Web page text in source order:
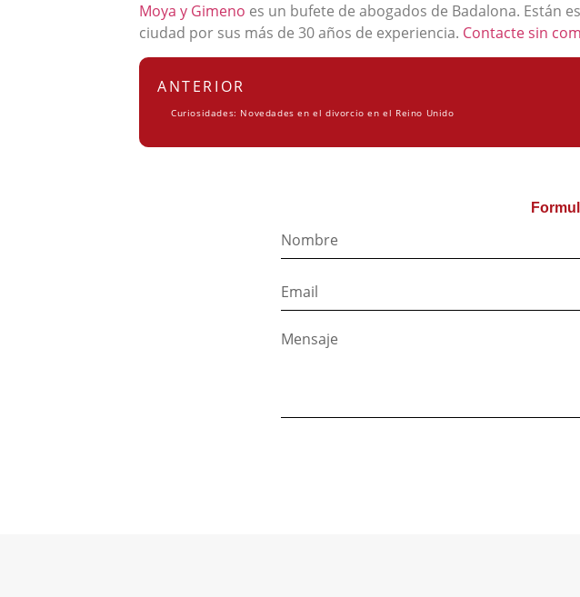
Moya y Gimeno es un bufete de abogados de Badalona. Están
ciudad por sus más de 30 años de experiencia. Contacte sin
ANTERIOR
Curiosidades: Novedades en el divorcio en el Reino Unido